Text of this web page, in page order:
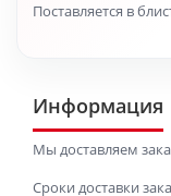
Поставляется в
Информация
Мы доставляем
Сроки доставки